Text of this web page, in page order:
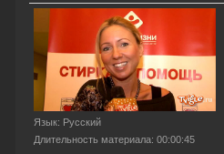
Язык: Русский
Длительность материала: 00:00:45